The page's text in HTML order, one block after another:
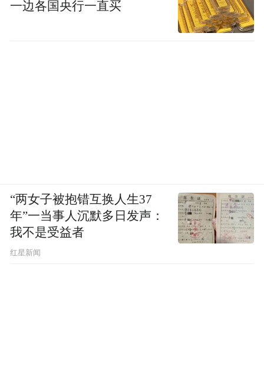
一边各国央行一直买
“两女子被抱错互换人生37
年”一当事人沉默多日发声：
我不是受益者
红星新闻